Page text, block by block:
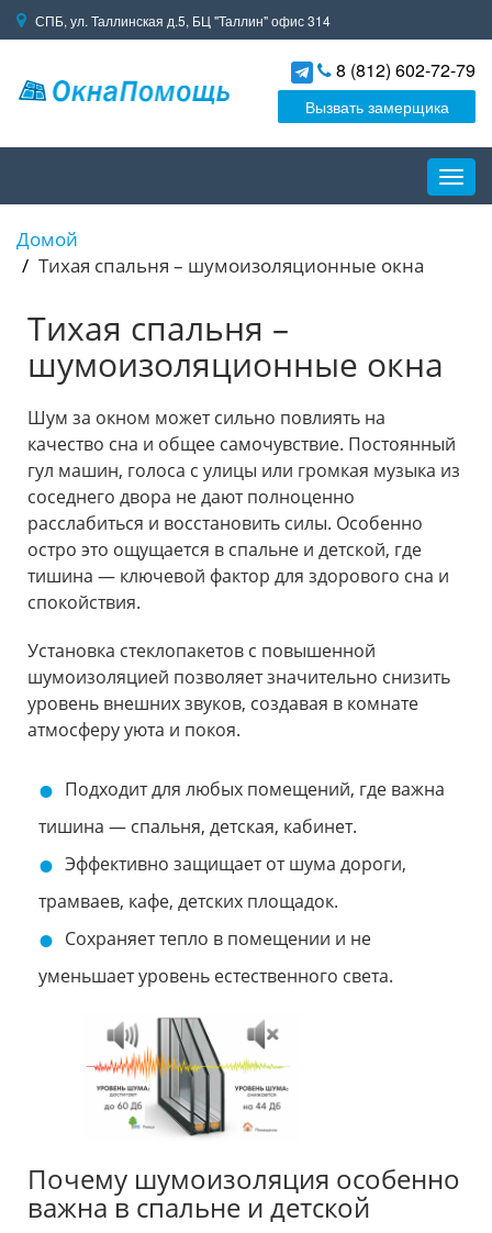
СПБ, ул. Таллинская д.5, БЦ "Таллин" офис 314
8 (812) 602-72-79
Вызвать замерщика
Домой
Тихая спальня – шумоизоляционные окна
Тихая спальня –
шумоизоляционные окна
Шум за окном может сильно повлиять на
качество сна и общее самочувствие. Постоянный
гул машин, голоса с улицы или громкая музыка из
соседнего двора не дают полноценно
расслабиться и восстановить силы. Особенно
остро это ощущается в спальне и детской, где
тишина — ключевой фактор для здорового сна и
спокойствия.
Установка стеклопакетов с повышенной
шумоизоляцией позволяет значительно снизить
уровень внешних звуков, создавая в комнате
атмосферу уюта и покоя.
Подходит для любых помещений, где важна
тишина — спальня, детская, кабинет.
Эффективно защищает от шума дороги,
трамваев, кафе, детских площадок.
Сохраняет тепло в помещении и не
уменьшает уровень естественного света.
Почему шумоизоляция особенно
важна в спальне и детской